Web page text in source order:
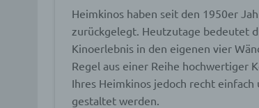
Heimkinos haben seit den 1950er
zurückgelegt. Heutzutage bedeutet
Kinoerlebnis in den eigenen vier
Regel aus einer Reihe hochwertiger
Ihres Heimkinos jedoch recht
gestaltet werden.